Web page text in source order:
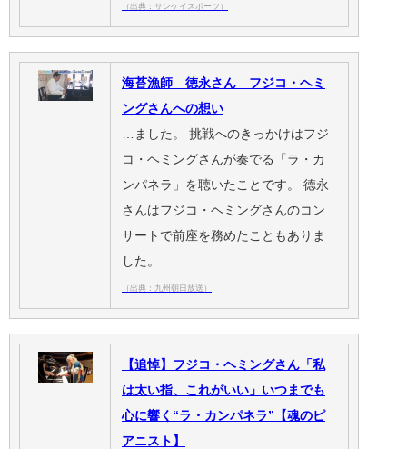
（出典：サンケイスポーツ）
海苔漁師 徳永さん フジコ・ヘミ
ングさんへの想い
…ました。 挑戦へのきっかけはフジ
コ・ヘミングさんが奏でる「ラ・カ
ンパネラ」を聴いたことです。 徳永
さんはフジコ・ヘミングさんのコン
サートで前座を務めたこともありま
した。
（出典：九州朝日放送）
【追悼】フジコ・ヘミングさん「私
は太い指、これがいい」いつまでも
心に響く“ラ・カンパネラ”【魂のピ
アニスト】